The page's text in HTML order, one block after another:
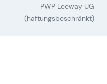
PWP Leeway UG
(haftungsbeschränkt)